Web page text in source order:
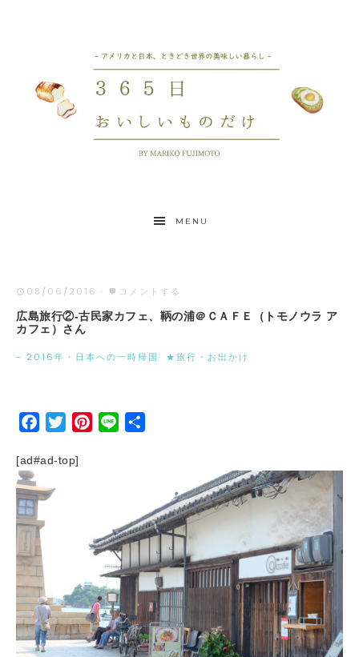
MENU
08/06/2016 ·
コメントする
広島旅行②-古民家カフェ、鞆の浦＠ＣＡＦＥ（トモノウラ ア
カフェ）さん
- 2016年・日本への一時帰国 · ★旅行・お出かけ
Facebook
TwitterPinterest
Line
[ad#ad-top]